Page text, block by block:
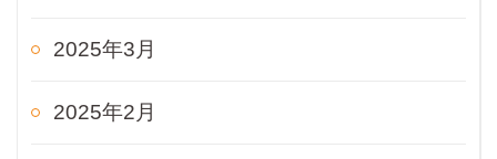
2025年3月
2025年2月